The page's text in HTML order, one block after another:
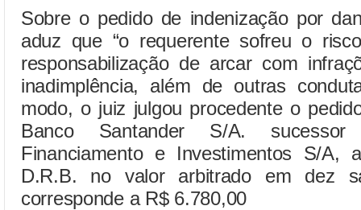
Sobre o pedido de indenização por
aduz que “o requerente sofreu o
responsabilização de arcar com
inadimplência, além de outras
modo, o juiz julgou procedente o
Banco Santander S/A.
Financiamento e Investimentos S/A,
D.R.B. no valor arbitrado em dez
corresponde a R$ 6.780,00